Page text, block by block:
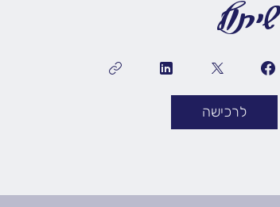
שיתוף
לרכישה